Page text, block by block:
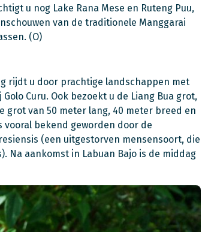
u nog Lake Rana Mese en Ruteng Puu,
van de traditionele Manggarai
(O)
rijdt u door prachtige landschappen met
Curu. Ook bezoekt u de Liang Bua grot,
grot van 50 meter lang, 40 meter breed en
bekend geworden door de
(een uitgestorven mensensoort, die
Na aankomst in Labuan Bajo is de middag